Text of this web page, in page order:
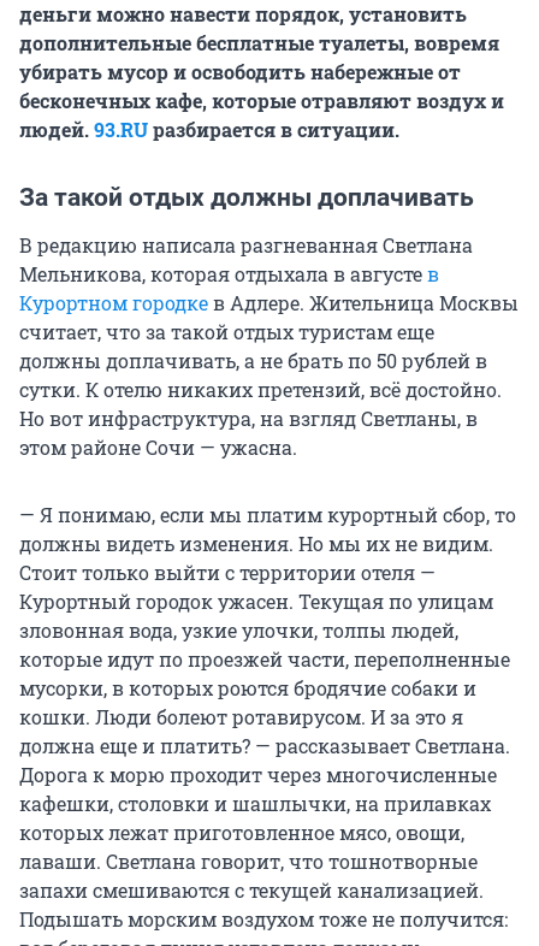
деньги можно навести порядок, установить
дополнительные бесплатные туалеты, вовремя
убирать мусор и освободить набережные от
бесконечных кафе, которые отравляют воздух и
людей.93.RUразбирается в ситуации.
За такой отдых должны доплачивать
В редакцию написала разгневанная Светлана
Мельникова, которая отдыхала в августев
Курортном городкев Адлере. Жительница Москвы
считает, что за такой отдых туристам еще
должны доплачивать, а не брать по 50 рублей в
сутки. К отелю никаких претензий, всё достойно.
Но вот инфраструктура, на взгляд Светланы, в
этом районе Сочи — ужасна.
— Я понимаю, если мы платим курортный сбор, то
должны видеть изменения. Но мы их не видим.
Стоит только выйти с территории отеля —
Курортный городок ужасен. Текущая по улицам
зловонная вода, узкие улочки, толпы людей,
которые идут по проезжей части, переполненные
мусорки, в которых роются бродячие собаки и
кошки. Люди болеют ротавирусом. И за это я
должна еще и платить? — рассказывает Светлана.
Дорога к морю проходит через многочисленные
кафешки, столовки и шашлычки, на прилавках
которых лежат приготовленное мясо, овощи,
лаваши. Светлана говорит, что тошнотворные
запахи смешиваются с текущей канализацией.
Подышать морским воздухом тоже не получится: